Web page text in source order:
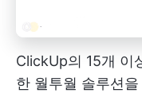
ClickUp의 15개 이
한 월투월 솔루션